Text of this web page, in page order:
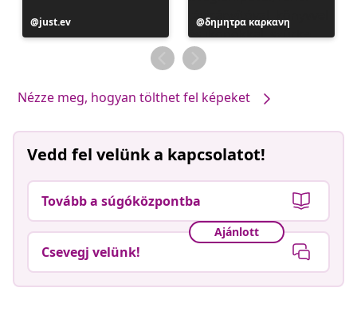
Bejegyzés
közzétevője
just.ev
Bejegyzés
közzétevője
δημητρα καρκανη
Nézze meg, hogyan tölthet fel képeket
Vedd fel velünk a kapcsolatot!
Tovább a súgóközpontba
Ajánlott
Csevegj velünk!